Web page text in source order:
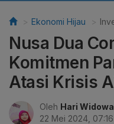
Ekonomi Hijau
Nusa Dua
Komitmen
Atasi Krisis
Oleh Hari
22 Mei 2024, 07:16